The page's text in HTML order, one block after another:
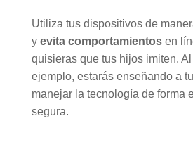
Utiliza tus dispositivos de
y evita comportamientosen
quisieras que tus hijos imiten.
ejemplo, estarás enseñando a
manejar la tecnología de forma
segura.